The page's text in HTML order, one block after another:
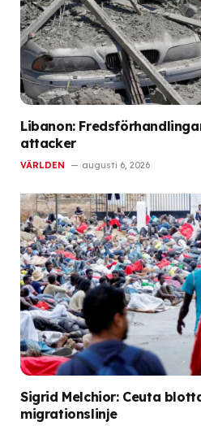
Libanon:
attacker
VÄRLDEN augusti 6, 2026
Sigrid Melchior: Ceuta
migrationslinje